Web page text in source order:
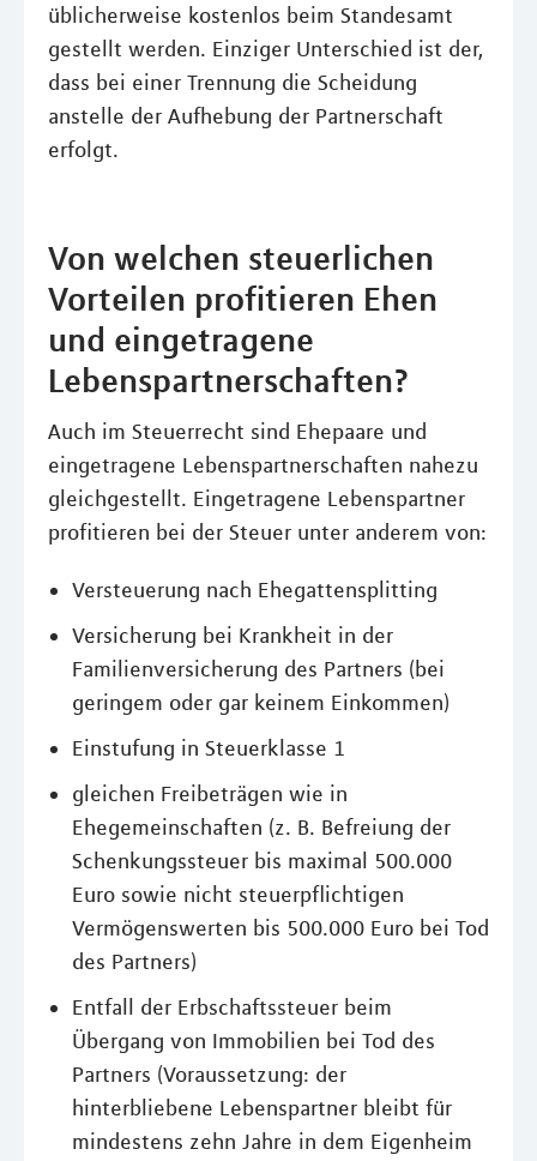
üblicherweise kostenlos beim Standesamt
gestellt werden. Einziger Unterschied ist der,
dass bei einer Trennung die Scheidung
anstelle der Aufhebung der Partnerschaft
erfolgt.
Von welchen steuerlichen
Vorteilen profitieren Ehen
und eingetragene
Lebenspartnerschaften?
Auch im Steuerrecht sind Ehepaare und
eingetragene Lebenspartnerschaften nahezu
gleichgestellt. Eingetragene Lebenspartner
profitieren bei der Steuer unter anderem von:
Versteuerung nach Ehegattensplitting
Versicherung bei Krankheit in der
Familienversicherung des Partners (bei
geringem oder gar keinem Einkommen)
Einstufung in Steuerklasse 1
gleichen Freibeträgen wie in
Ehegemeinschaften (z. B. Befreiung der
Schenkungssteuer bis maximal 500.000
Euro sowie nicht steuerpflichtigen
Vermögenswerten bis 500.000 Euro bei Tod
des Partners)
Entfall der Erbschaftssteuer beim
Übergang von Immobilien bei Tod des
Partners (Voraussetzung: der
hinterbliebene Lebenspartner bleibt für
mindestens zehn Jahre in dem Eigenheim